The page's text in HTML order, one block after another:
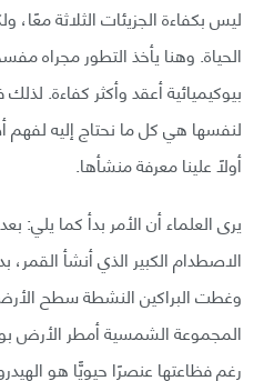
ليس بكفاءة الجزيئات الثلاثة معًا،
الحياة. وهنا يأخذ التطور مجراه
لنفسها هي كل ما نحتاج إليه
أولًا علينا معرفة منشأها.
يرى العلماء أن الأمر بدأ كما يلي:
الاصطدام الكبير الذي أنشأ
وغطت البراكين النشطة سطح
المجموعة الشمسية أمطر الأرض
رغم فظاعتها عنصرًا حيويًّا هو